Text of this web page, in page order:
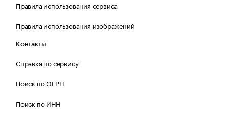
Правила использования сервиса
Правила использования изображений
Контакты
Справка по сервису
Поиск по ОГРН
Поиск по ИНН